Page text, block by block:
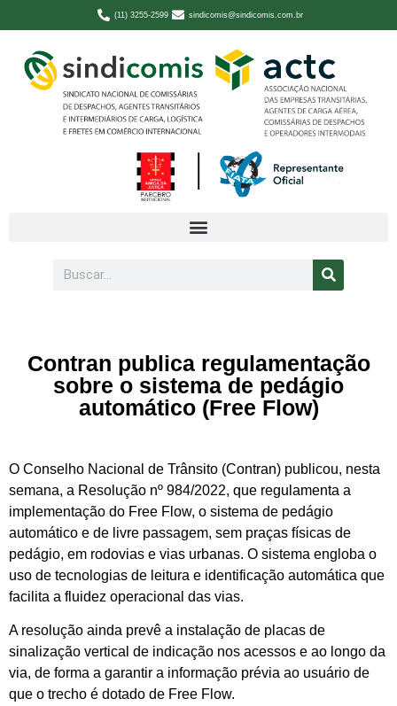
(11) 3255-2599 sindicomis@sindicomis.com.br
Contran publica regulamentação
sobre o sistema de pedágio
automático (Free Flow)
O Conselho Nacional de Trânsito (Contran) publicou, nesta
semana, a Resolução nº 984/2022, que regulamenta a
implementação do Free Flow, o sistema de pedágio
automático e de livre passagem, sem praças físicas de
pedágio, em rodovias e vias urbanas. O sistema engloba o
uso de tecnologias de leitura e identificação automática que
facilita a fluidez operacional das vias.
A resolução ainda prevê a instalação de placas de
sinalização vertical de indicação nos acessos e ao longo da
via, de forma a garantir a informação prévia ao usuário de
que o trecho é dotado de Free Flow.